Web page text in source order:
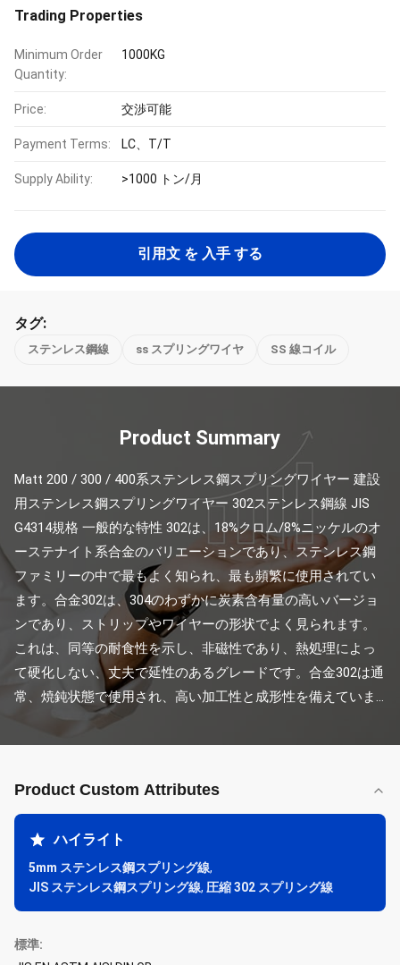
Trading Properties
Minimum Order
Quantity:
1000KG
Price: 交渉可能
Payment Terms: LC、T/T
Supply Ability: >1000 トン/月
引用文 を 入手 する
タグ:
ステンレス鋼線 ss スプリングワイヤ SS 線コイル
Product Summary
Matt 200 / 300 / 400系ステンレス鋼スプリングワイヤー 建設
用ステンレス鋼スプリングワイヤー 302ステンレス鋼線 JIS
G4314規格 一般的な特性 302は、18%クロム/8%ニッケルのオ
ーステナイト系合金のバリエーションであり、ステンレス鋼
ファミリーの中で最もよく知られ、最も頻繁に使用されてい
ます。合金302は、304のわずかに炭素含有量の高いバージョ
ンであり、ストリップやワイヤーの形状でよく見られます。
これは、同等の耐食性を示し、非磁性であり、熱処理によっ
て硬化しない、丈夫で延性のあるグレードです。合金302は通
常、焼鈍状態で使用され、高い加工性と成形性を備えていま...
Product Custom Attributes
ハイライト
5mm ステンレス鋼スプリング線,
JIS ステンレス鋼スプリング線, 圧縮 302 スプリング線
標準: